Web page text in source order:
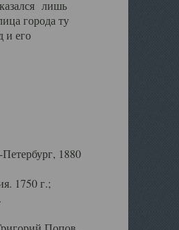
лишь
города ту
и его
1880
1750 г.;